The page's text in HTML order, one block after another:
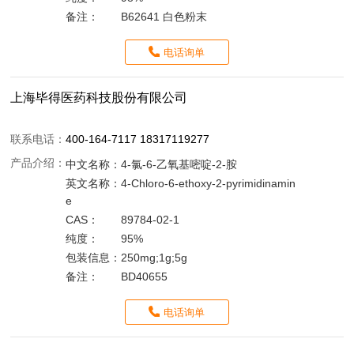
备注：
B62641 白色粉末
电话询单
上海毕得医药科技股份有限公司
联系电话：400-164-7117 18317119277
产品介绍：中文名称：4-氯-6-乙氧基嘧啶-2-胺
英文名称：4-Chloro-6-ethoxy-2-pyrimidinamin
e
CAS：
89784-02-1
纯度：
95%
包装信息： 250mg;1g;5g
备注：
BD40655
电话询单